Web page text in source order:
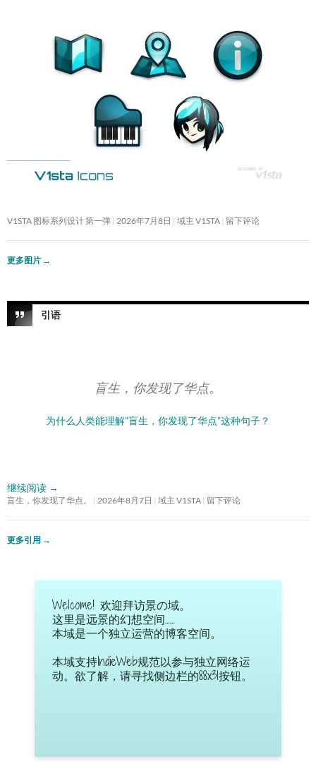
V1STA 图标系列设计 第一弹 2026年7月8日 域主 V1STA 留下评论
更多图片 →
引语
盲生，你发现了华点。
为什么人类能理解”盲生，你发现了华点”这种句子？
继续阅读 →
盲生，你发现了华点。 2026年8月7日 域主 V1STA 留下评论
更多引用 →
Welcome! 欢迎拜访景の域。
这里是远景的幻想空间……
本域是一个独立运营的博客空间。
本域支持IndieWeb规范以参与独立网络运
动。欲了解，请寻找侧边栏的88x31按钮。